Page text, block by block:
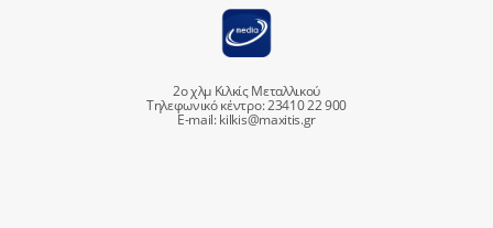
2ο χλμ Κιλκίς Μεταλλικού
Τηλεφωνικό κέντρο: 23410 22 900
E-mail:kilkis@maxitis.gr